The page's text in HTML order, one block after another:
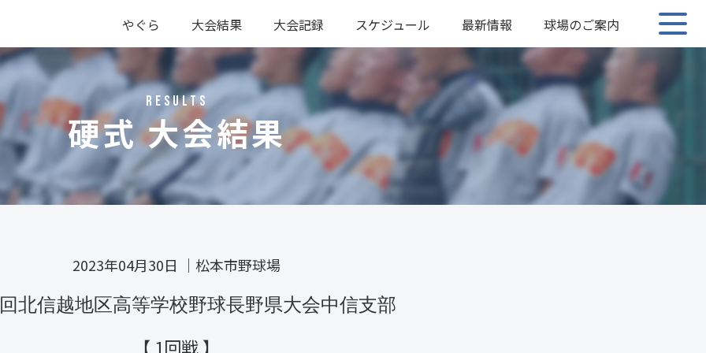
やぐら
大会結果
硬式
軟式
大会記録
硬式
軟式
スケジュール 最新情報 球場のご案内
RESULTS
硬式 大会結果
2023年04月30日 ｜ 松本市野球場
回北信越地区高等学校野球長野県大会中信支部
【 1回戦 】